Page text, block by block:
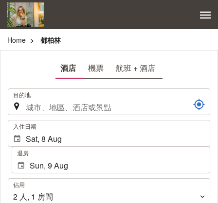
Home 都柏林
酒店 機票 航班 + 酒店
. 目的地
. 入住日期
退房
佔
用
佔用
2 人, 1 房間